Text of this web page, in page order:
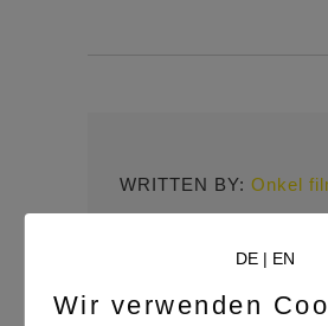
WRITTEN BY: Onkel
DE| EN
Wir verwenden